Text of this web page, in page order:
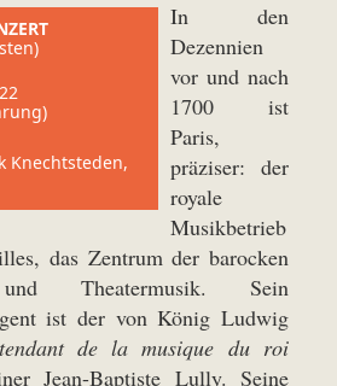
Knechtsteden,
In den
Dezennien
vor und nach
1700 ist
Paris,
präziser: der
royale
Musikbetrieb
das Zentrum der barocken
Theatermusik. Sein
ist der von König Ludwig
de la musique du roi
Jean-Baptiste Lully. Seine